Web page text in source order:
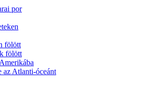
por
fölött
fölött
az Atlanti-óceánt